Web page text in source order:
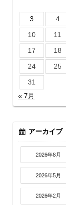
3
4
10
11
17
18
24
25
31
« 7月
アーカイブ
2026年8月
2026年5月
2026年2月